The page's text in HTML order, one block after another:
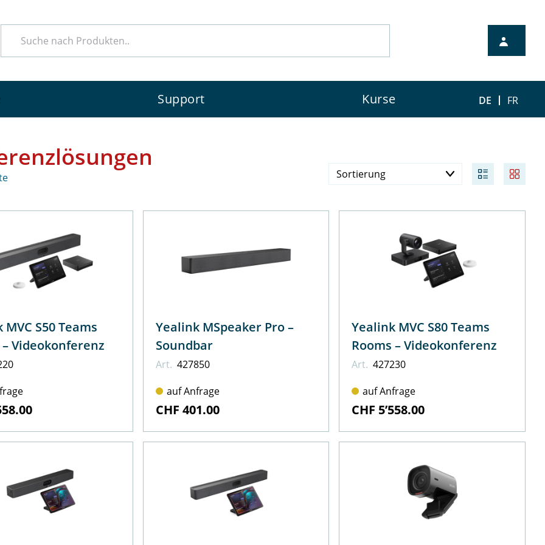
Support Kurse DE FR
Sortierung
S50 Teams
Rooms – Videokonferenz
Yealink MSpeaker Pro –
Soundbar
Art. 427850
auf Anfrage
CHF 401.00
Yealink MVC S80 Teams
Rooms – Videokonferenz
Art. 427230
auf Anfrage
CHF 5’558.00